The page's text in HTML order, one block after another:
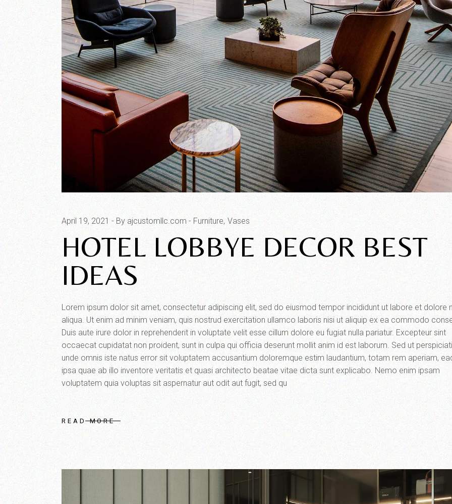
April 19, 2021 By ajcustomllc.com Furniture Vases
HOTEL LOBBYE DECOR BEST
IDEAS
Lorem ipsum dolor sit amet, consectetur adipiscing elit, sed do eiusmod tempor incididunt ut labore et dolore
aliqua. Ut enim ad minim veniam, quis nostrud exercitation ullamco laboris nisi ut aliquip ex ea commodo
Duis aute irure dolor in reprehenderit in voluptate velit esse cillum dolore eu fugiat nulla pariatur. Excepteur sint
occaecat cupidatat non proident, sunt in culpa qui officia deserunt mollit anim id est laborum. Sed ut
unde omnis iste natus error sit voluptatem accusantium doloremque estim laudantium, totam rem aperiam,
ipsa quae ab illo inventore veritatis et quasi architecto beatae vitae dicta sunt explicabo. Nemo enim ipsam
voluptatem quia voluptas sit aspernatur aut odit aut fugit, sed qu
READ MORE